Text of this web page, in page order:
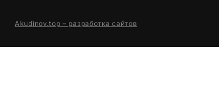
Akudinov.top – разработка сайтов